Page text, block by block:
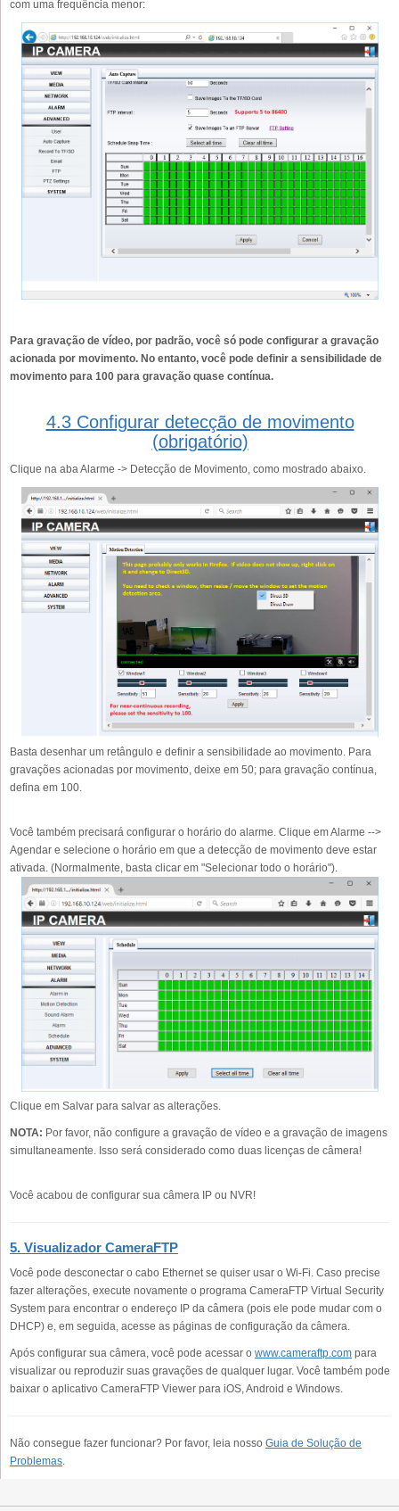
com uma frequência menor:
Para gravação de vídeo, por padrão, você só pode configurar a gravação
acionada por movimento. No entanto, você pode definir a sensibilidade de
movimento para 100 para gravação quase contínua.
4.3 Configurar detecção de movimento
(obrigatório)
Clique na aba Alarme -> Detecção de Movimento, como mostrado abaixo.
Basta desenhar um retângulo e definir a sensibilidade ao movimento. Para
gravações acionadas por movimento, deixe em 50; para gravação contínua,
defina em 100.
Você também precisará configurar o horário do alarme. Clique em Alarme -->
Agendar e selecione o horário em que a detecção de movimento deve estar
ativada. (Normalmente, basta clicar em "Selecionar todo o horário").
Clique em Salvar para salvar as alterações.
NOTA: Por favor, não configure a gravação de vídeo e a gravação de imagens
simultaneamente. Isso será considerado como duas licenças de câmera!
Você acabou de configurar sua câmera IP ou NVR!
5. Visualizador CameraFTP
Você pode desconectar o cabo Ethernet se quiser usar o Wi-Fi. Caso precise
fazer alterações, execute novamente o programa CameraFTP Virtual Security
System para encontrar o endereço IP da câmera (pois ele pode mudar com o
DHCP) e, em seguida, acesse as páginas de configuração da câmera.
Após configurar sua câmera, você pode acessar o www.cameraftp.com para
visualizar ou reproduzir suas gravações de qualquer lugar. Você também pode
baixar o aplicativo CameraFTP Viewer para iOS, Android e Windows.
Não consegue fazer funcionar? Por favor, leia nosso Guia de Solução de
Problemas.